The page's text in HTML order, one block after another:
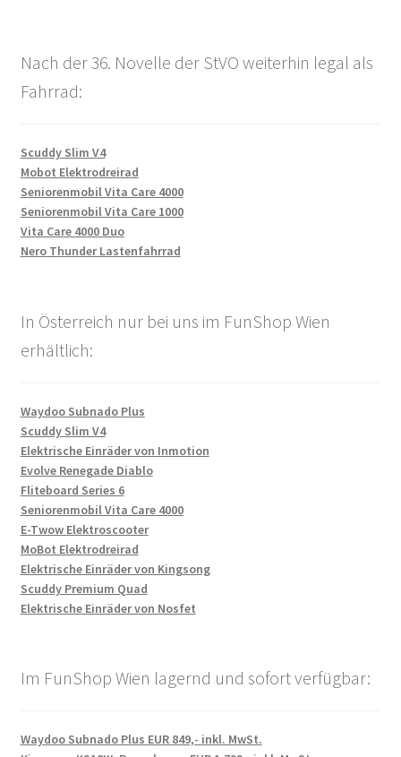
Nach der 36. Novelle der StVO weiterhin legal als
Fahrrad:
Scuddy Slim V4
Mobot Elektrodreirad
Seniorenmobil Vita Care 4000
Seniorenmobil Vita Care 1000
Vita Care 4000 Duo
Nero Thunder Lastenfahrrad
In Österreich nur bei uns im FunShop Wien
erhältlich:
Waydoo Subnado Plus
Scuddy Slim V4
Elektrische Einräder von Inmotion
Evolve Renegade Diablo
Fliteboard Series 6
Seniorenmobil Vita Care 4000
E-Twow Elektroscooter
MoBot Elektrodreirad
Elektrische Einräder von Kingsong
Scuddy Premium Quad
Elektrische Einräder von Nosfet
Im FunShop Wien lagernd und sofort verfügbar:
Waydoo Subnado Plus EUR 849,- inkl. MwSt.